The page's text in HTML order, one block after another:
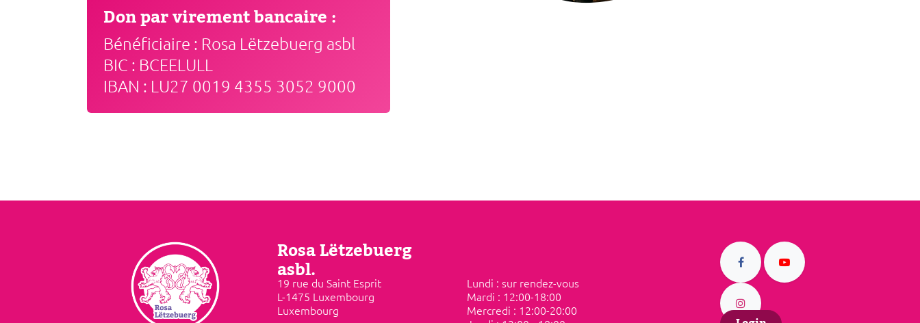
Don par virement bancaire :
Bénéficiaire : Rosa Lëtzebuerg asbl
BIC : BCEELULL
IBAN : LU27 0019 4355 3052 9000
Lundi : sur rendez-vous
Mardi : ​12:00-18:00
Mercredi : 12:00-20:00
Rosa Lëtzebuerg
asbl.
19 rue du Saint Esprit
L-1475 Luxembourg
Luxembourg